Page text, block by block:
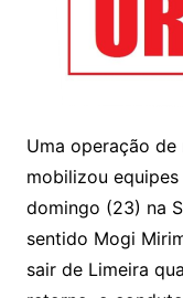
Uma operação
mobilizou
domingo (23) na
sentido Mogi
sair de Limeira